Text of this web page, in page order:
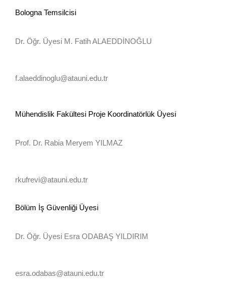
Bologna Temsilcisi
Dr. Öğr. Üyesi M. Fatih ALAEDDİNOĞLU
f.alaeddinoglu@atauni.edu.tr
Mühendislik Fakültesi Proje Koordinatörlük Üyesi
Prof. Dr. Rabia Meryem YILMAZ
rkufrevi@atauni.edu.tr
Bölüm İş Güvenliği Üyesi
Dr. Öğr. Üyesi Esra ODABAŞ YILDIRIM
esra.odabas@atauni.edu.tr